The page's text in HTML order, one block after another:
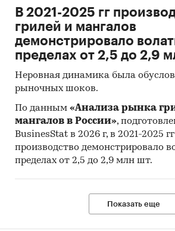
В 2021-2025 гг
грилей и мангалов
демонстрировало
пределах от 2,5 до 2,9
Неровная динамика была
рыночных шоков.
По данным «Анализа рынка
мангалов в России»,
BusinesStat в 2026 г, в 2021-2025
производство демонстрировало
пределах от 2,5 до 2,9 млн шт.
Показать еще